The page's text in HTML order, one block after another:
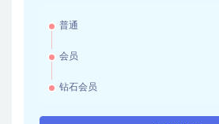
普通
会员
钻石会员